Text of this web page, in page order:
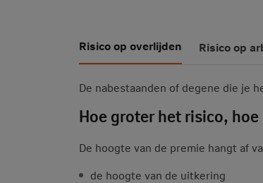
Risico op overlijden Risico op
De nabestaanden of degene die je
Hoe groter het risico,
De hoogte van de premie hangt af
de hoogte van de uitkering